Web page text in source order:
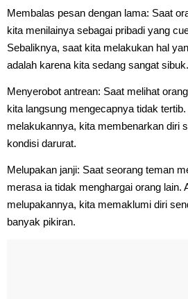
Membalas pesan dengan lama: Saat
kita menilainya sebagai pribadi yang
Sebaliknya, saat kita melakukan hal
adalah karena kita sedang sangat sibuk.
Menyerobot antrean: Saat melihat
kita langsung mengecapnya tidak
melakukannya, kita membenarkan diri
kondisi darurat.
Melupakan janji: Saat seorang teman
merasa ia tidak menghargai orang lain.
melupakannya, kita memaklumi diri
banyak pikiran.